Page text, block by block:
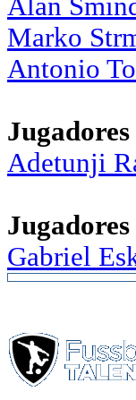
Alan
Marko
Antonio
Adetunji
Gabriel